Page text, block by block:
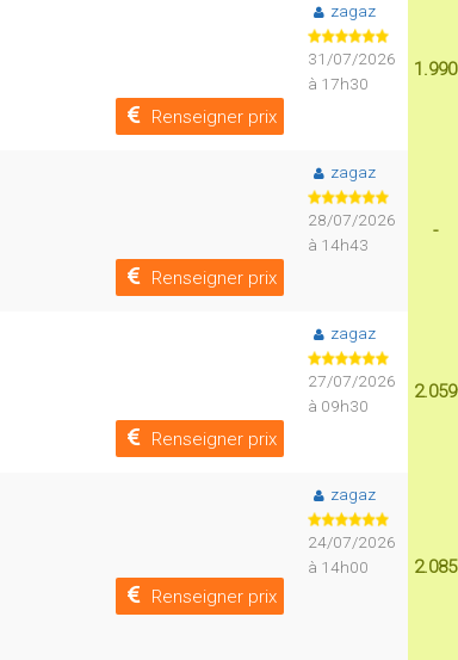
Renseigner prix
zagaz
31/07/2026
à 17h30
1.990
Renseigner prix
zagaz
28/07/2026
à 14h43
-
Renseigner prix
zagaz
27/07/2026
à 09h30
2.059
Renseigner prix
zagaz
24/07/2026
à 14h00
2.085